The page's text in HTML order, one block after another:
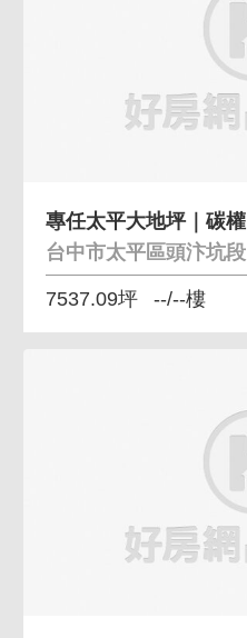
台中市太平區頭汴坑段
7537.09坪 --/--樓